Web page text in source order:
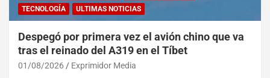
TECNOLOGÍA
ULTIMAS NOTICIAS
Despegó por primera vez el avión chino que va
tras el reinado del A319 en el Tíbet
01/08/2026 Exprimidor Media